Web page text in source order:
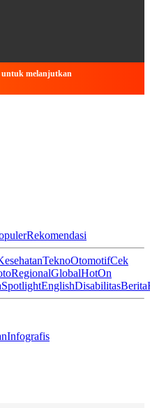
untuk melanjutkan
Rekomendasi
TeknoOtomotifCek
RegionalGlobalHotOn
SpotlightEnglishDisabilitasBerita
Infografis